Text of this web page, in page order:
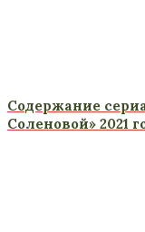
Содержание
Соленовой» 2021